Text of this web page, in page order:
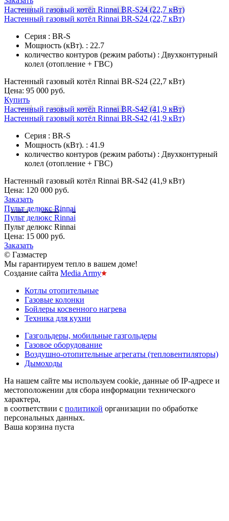
Настенный газовый котёл Rinnai BR-S24 (22,7 кВт)
Настенный газовый котёл Rinnai BR-S24 (22,7 кВт)
Серия : BR-S
Мощность (кВт). : 22.7
количество контуров (режим работы) : Двухконтурный
колел (отопление + ГВС)
Настенный газовый котёл Rinnai BR-S24 (22,7 кВт)
Цена: 95 000 руб.
Купить
Настенный газовый котёл Rinnai BR-S42 (41,9 кВт)
Настенный газовый котёл Rinnai BR-S42 (41,9 кВт)
Серия : BR-S
Мощность (кВт). : 41.9
количество контуров (режим работы) : Двухконтурный
колел (отопление + ГВС)
Настенный газовый котёл Rinnai BR-S42 (41,9 кВт)
Цена: 120 000 руб.
Заказать
Пульт делюкс Rinnai
Пульт делюкс Rinnai
Пульт делюкс Rinnai
Цена: 15 000 руб.
Заказать
© Газмастер
Мы гарантируем тепло в вашем доме!
Создание сайта Media Army
Котлы отопительные
Газовые колонки
Бойлеры косвенного нагрева
Техника для кухни
Газгольдеры, мобильные газгольдеры
Газовое оборудование
Воздушно-отопительные агрегаты (тепловентиляторы)
Дымоходы
На нашем сайте мы используем cookie, данные об IP-адресе и
местоположении для сбора информации технического
характера,
в соответствии с политикой организации по обработке
персональных данных.
Ваша корзина пуста